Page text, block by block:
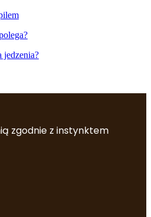
jedzenia?
zgodnie z instynktem